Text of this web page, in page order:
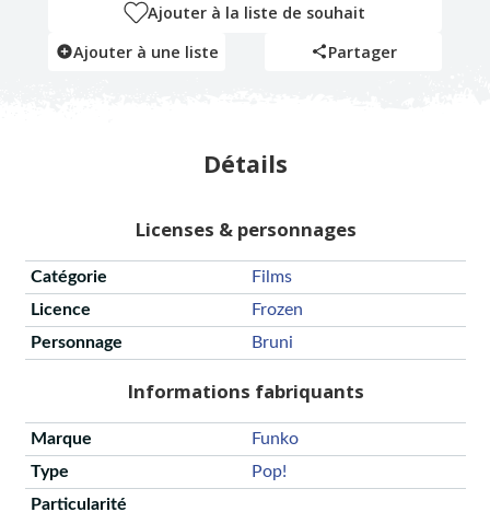
Ajouter à la liste de souhait
Ajouter à une liste
Partager
Détails
Licenses & personnages
Catégorie
Films
Licence
Frozen
Personnage
Bruni
Informations fabriquants
Marque
Funko
Type
Pop!
Particularité